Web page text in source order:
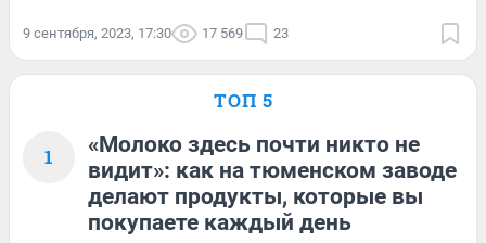
9 сентября, 2023, 17:30 17 569 23
ТОП 5
1
«Молоко здесь почти никто не
видит»: как на тюменском заводе
делают продукты, которые вы
покупаете каждый день